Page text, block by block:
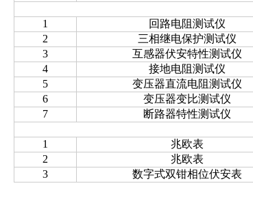
1
回路电阻测试仪
2
三相继电保护测试仪
3
互感器伏安特性测试仪
4
接地电阻测试仪
5
变压器直流电阻测试仪
6
变压器变比测试仪
7
断路器特性测试仪
1
兆欧表
2
兆欧表
3
数字式双钳相位伏安表